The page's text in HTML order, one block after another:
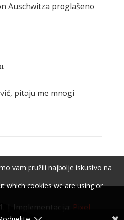
Auschwitza proglašeno
pitaju me mnogi
| Implementacija: Pixel
vam pružili najbolje iskustvo na
which cookies we are using or